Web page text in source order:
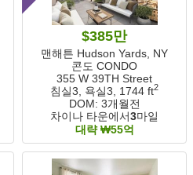
$385만
맨해튼 Hudson Yards, NY
콘도 CONDO
355 W 39TH Street
침실3, 욕실3, 1744 ft2
DOM: 3개월전
차이나 타운에서3마일
대략 ₩55억